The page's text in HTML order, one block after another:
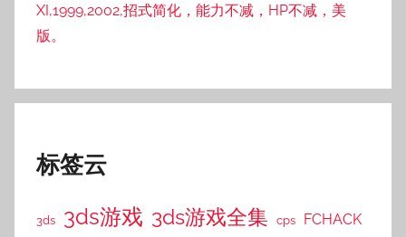
XI,1999,2002,招式简化，能力不减，HP不减，美
版。
标签云
3ds 3ds游戏 3ds游戏全集 cps FCHACK